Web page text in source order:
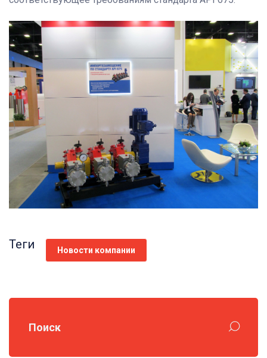
Теги Новости компании
Поиск